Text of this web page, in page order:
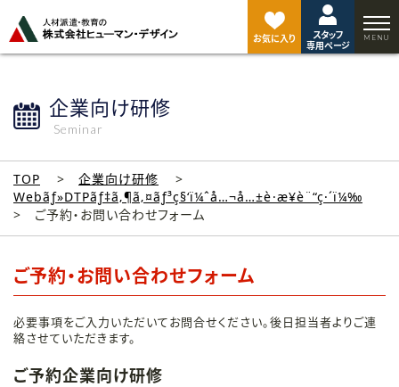
お気に入り
スタッフ
専用ページ
企業向け研修
Seminar
TOP
企業向け研修
Webãƒ»DTPãƒ‡ã‚¶ã‚¤ãƒ³ç§‘ï¼ˆå…¬å…±è·æ¥­è¨“ç·´ï¼‰
ご予約・お問い合わせフォーム
ご予約・お問い合わせフォーム
必要事項をご入力いただいてお問合せください。後日担当者よりご連
絡させていただきます。
ご予約企業向け研修
ジ
ト